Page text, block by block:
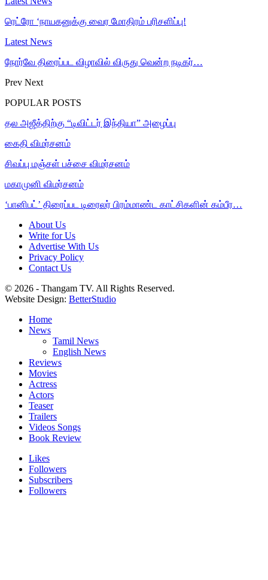
ரெட்ரோ ‘நாயகனுக்கு வைர மோதிரம் பரிசளிப்பு!
Latest News
நோர்வே திரைப்பட விழாவில் விருது வென்ற நடிகர்…
Prev Next
POPULAR POSTS
தல அஜீத்திற்கு “டிவிட்டர் இந்தியா” அழைப்பு
கைதி விமர்சனம்
சிவப்பு மஞ்சள் பச்சை விமர்சனம்
மகாமுனி விமர்சனம்
‘பானிபட்’ திரைப்பட டிரைலர் பிரம்மாண்ட காட்சிகளின் கம்பீர…
About Us
Write for Us
Advertise With Us
Privacy Policy
Contact Us
© 2026 - Thangam TV. All Rights Reserved.
Website Design: BetterStudio
Home
News
Tamil News
English News
Reviews
Movies
Actress
Actors
Teaser
Trailers
Videos Songs
Book Review
Likes
Followers
Subscribers
Followers